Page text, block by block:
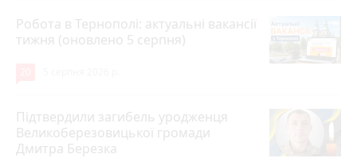
Робота в Тернополі: актуальні вакансії
тижня (оновлено 5 серпня)
Підтвердили загибель уродженця
Великоберезовицької громади
Дмитра Березка